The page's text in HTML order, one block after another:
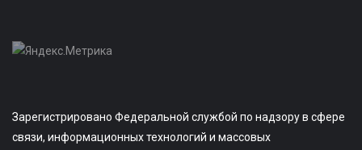
Зарегистрировано Федеральной службой по надзору в сфере
связи, информационных технологий и массовых